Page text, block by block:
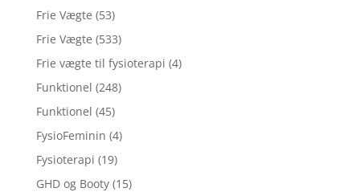
Frie Vægte (53)
Frie Vægte (533)
Frie vægte til fysioterapi (4)
Funktionel (248)
Funktionel (45)
FysioFeminin (4)
Fysioterapi (19)
GHD og Booty (15)